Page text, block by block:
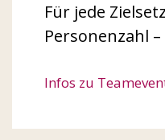
Für jede
Personenzahl
Infos zu